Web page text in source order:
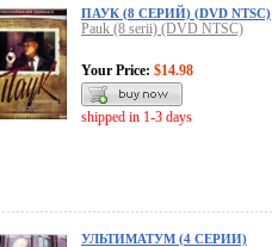
ПАУК (8 СЕРИЙ) (DVD NTSC)
Pauk (8 serii) (DVD NTSC)
Your Price: $14.98
shipped in 1-3 days
УЛЬТИМАТУМ (4 СЕРИИ)